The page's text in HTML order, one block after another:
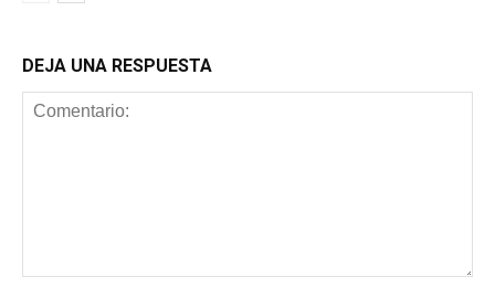
DEJA UNA RESPUESTA